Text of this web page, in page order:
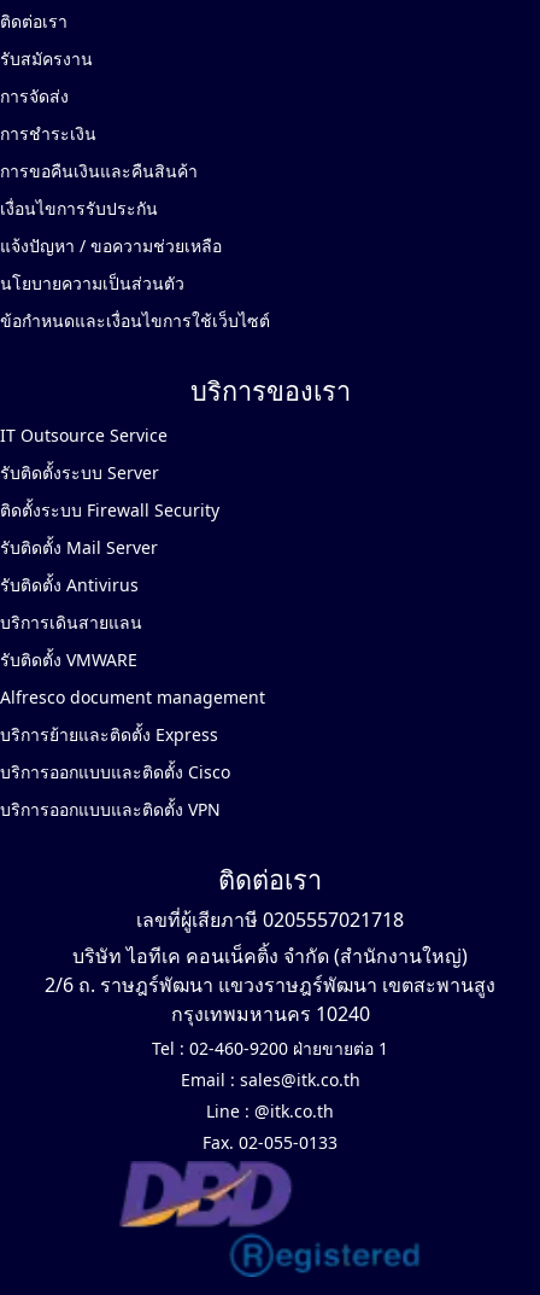
ติดต่อเรา
รับสมัครงาน
การจัดส่ง
การชำระเงิน
การขอคืนเงินและคืนสินค้า
เงื่อนไขการรับประกัน
แจ้งปัญหา / ขอความช่วยเหลือ
นโยบายความเป็นส่วนตัว
ข้อกำหนดและเงื่อนไขการใช้เว็บไซต์
บริการของเรา
IT Outsource Service
รับติดตั้งระบบ Server
ติดตั้งระบบ Firewall Security
รับติดตั้ง Mail Server
รับติดตั้ง Antivirus
บริการเดินสายแลน
รับติดตั้ง VMWARE
Alfresco document management
บริการย้ายและติดตั้ง Express
บริการออกแบบและติดตั้ง Cisco
บริการออกแบบและติดตั้ง VPN
ติดต่อเรา
เลขที่ผู้เสียภาษี 0205557021718
บริษัท ไอทีเค คอนเน็คติ้ง จำกัด (สำนักงานใหญ่)
2/6 ถ. ราษฎร์พัฒนา แขวงราษฎร์พัฒนา เขตสะพานสูง
กรุงเทพมหานคร 10240
Tel : 02-460-9200 ฝ่ายขายต่อ 1
Email : sales@itk.co.th
Line : @itk.co.th
Fax. 02-055-0133